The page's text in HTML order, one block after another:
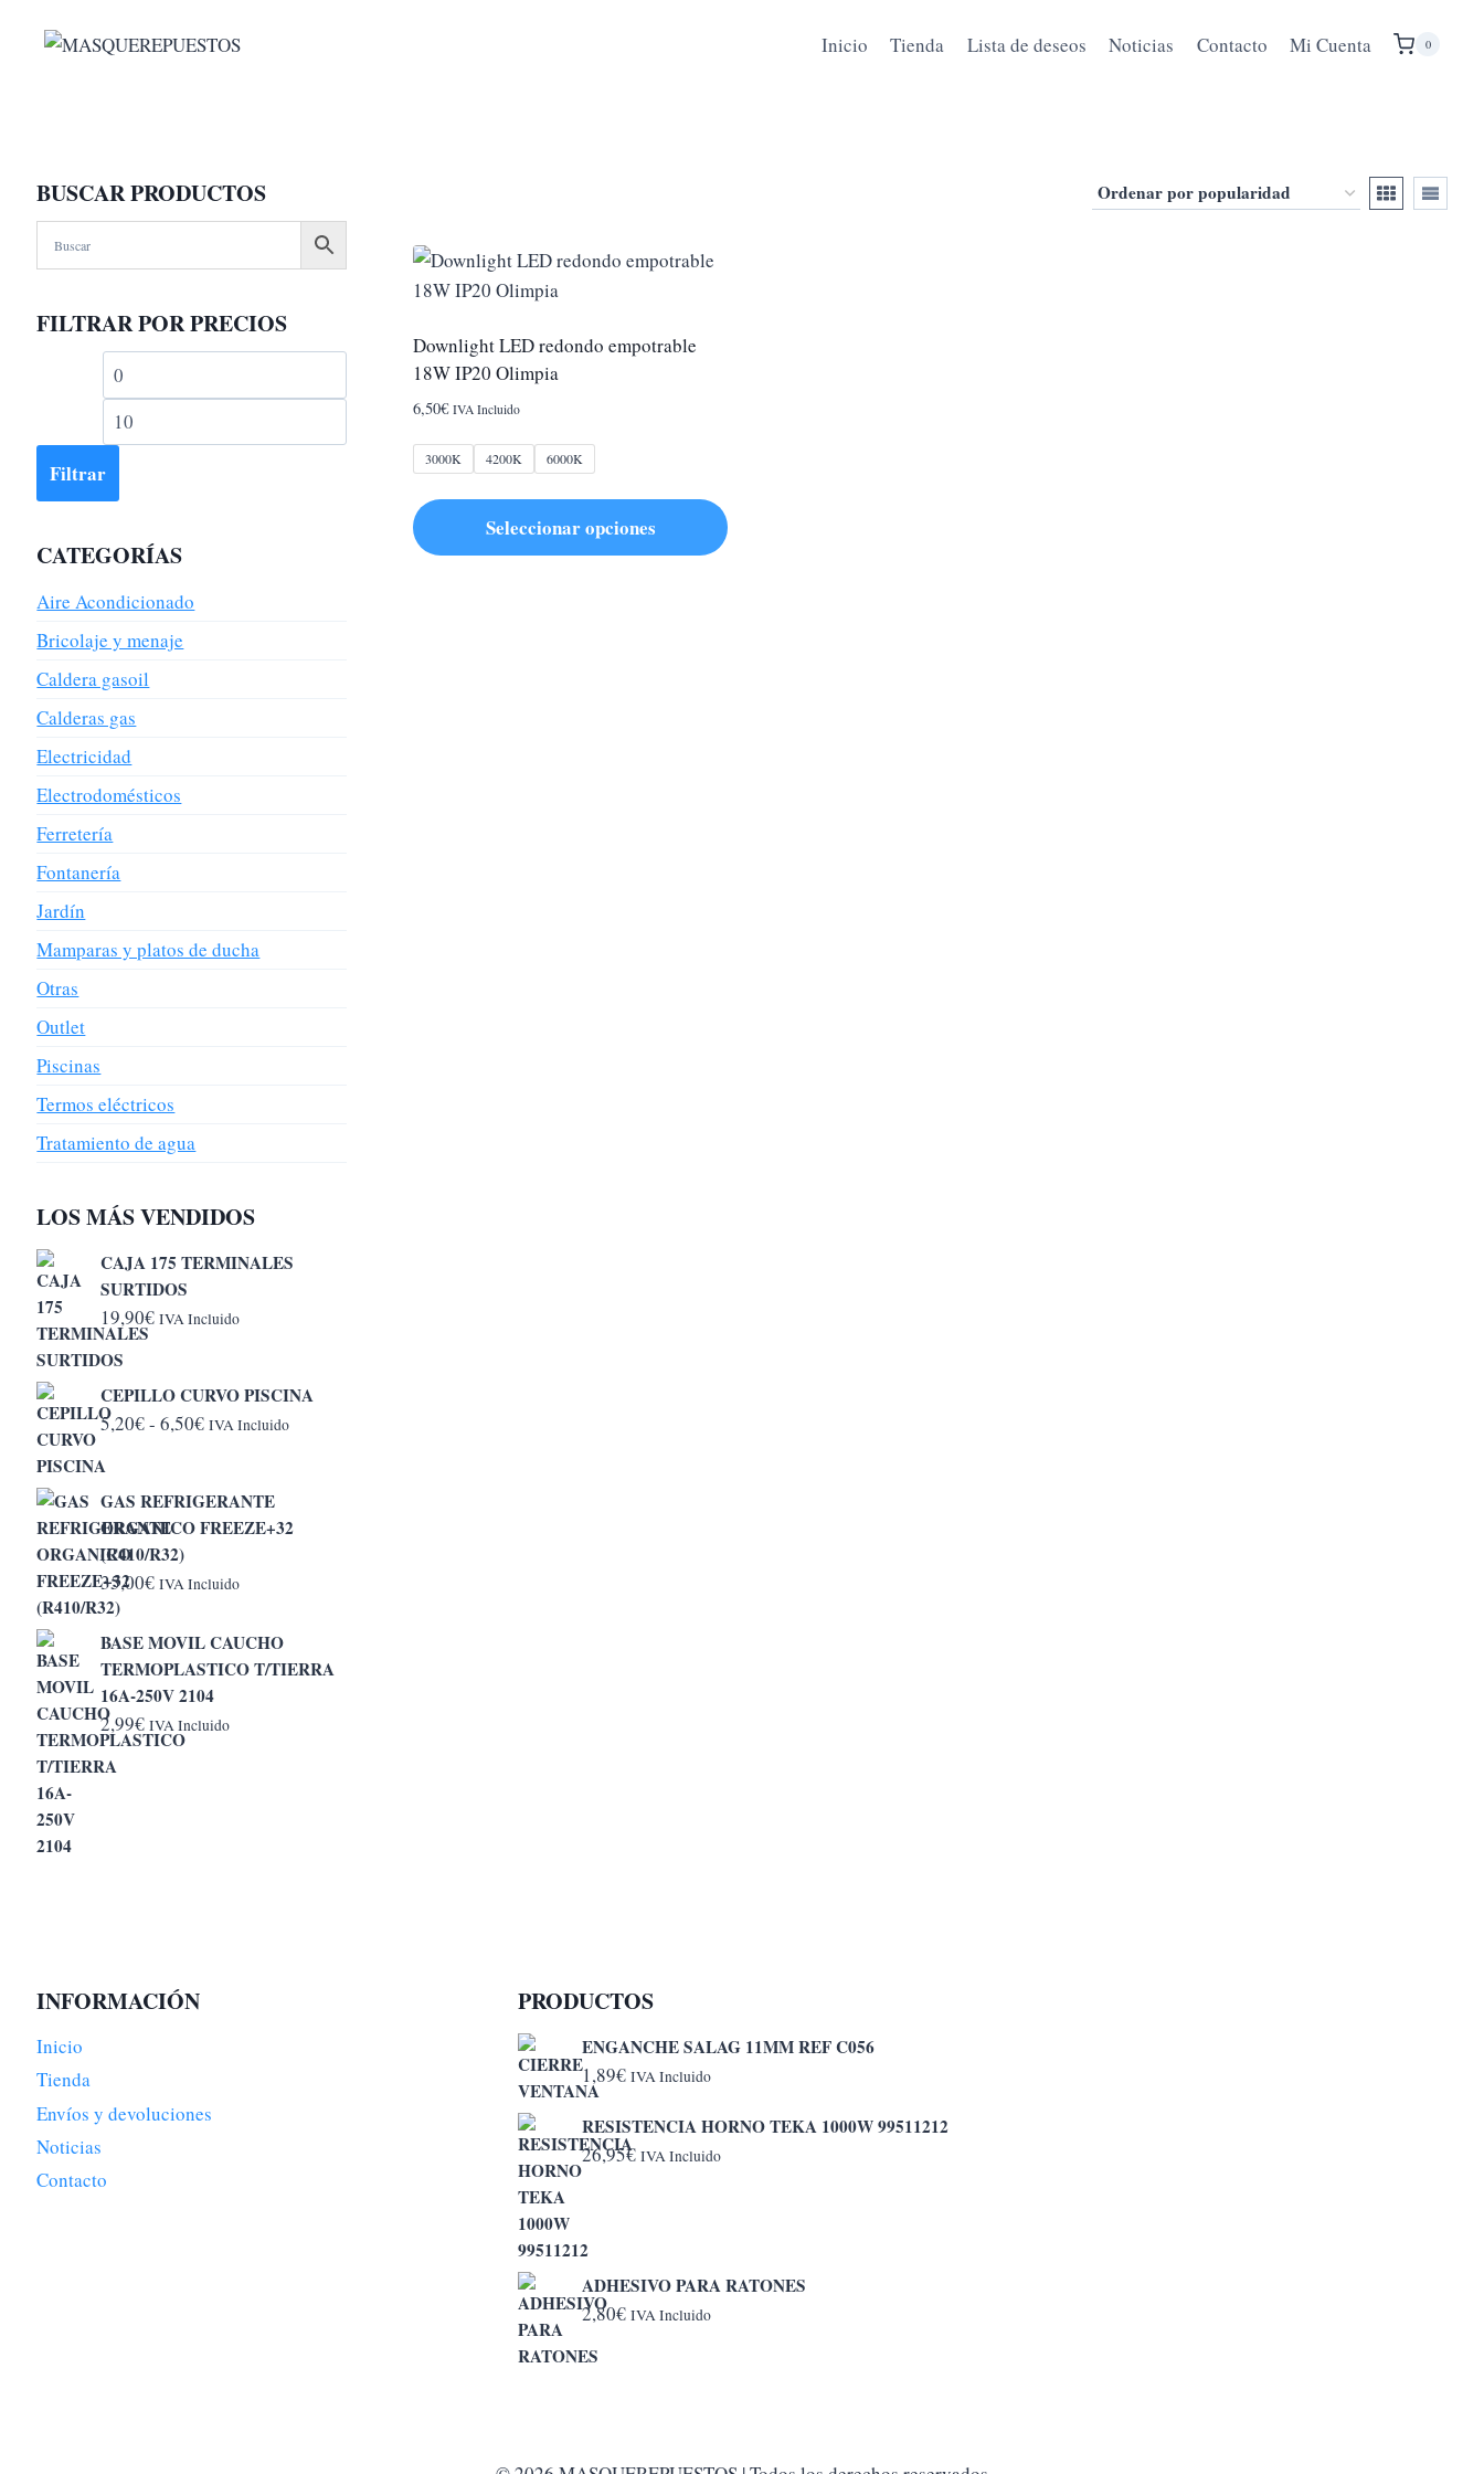
Inicio Tienda Lista de deseos Noticias Contacto Mi Cuenta 0
Downlight LED redondo empotrable
18W IP20 Olimpia
6,50€ IVA Incluido
3000K 4200K 6000K
Seleccionar opciones
BUSCAR PRODUCTOS
FILTRAR POR PRECIOS
Precio
mínimo
máximo
Filtrar
CATEGORÍAS
Aire Acondicionado
Bricolaje y menaje
Caldera gasoil
Calderas gas
Electricidad
Electrodomésticos
Ferretería
Fontanería
Jardín
Mamparas y platos de ducha
Otras
Outlet
Piscinas
Termos eléctricos
Tratamiento de agua
LOS MÁS VENDIDOS
CAJA 175 TERMINALES
SURTIDOS
19,90€ IVA Incluido
CEPILLO CURVO PISCINA
5,20€- 6,50€Rango
desde
5,20€
IVA Incluido
GAS REFRIGERANTE
ORGANICO FREEZE+32
(R410/R32)
35,00€ IVA Incluido
BASE MOVIL CAUCHO
TERMOPLASTICO T/TIERRA
16A-250V 2104
2,99€ IVA Incluido
INFORMACIÓN
Inicio
Tienda
Envíos y devoluciones
Noticias
Contacto
PRODUCTOS
ENGANCHE SALAG 11MM REF C056
1,89€ IVA Incluido
RESISTENCIA HORNO TEKA 1000W 99511212
26,95€ IVA Incluido
ADHESIVO PARA RATONES
2,80€ IVA Incluido